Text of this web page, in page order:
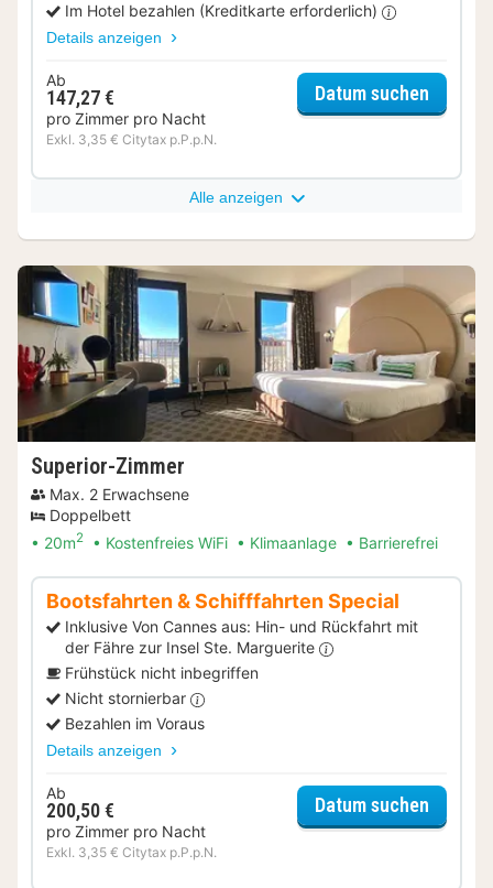
Im Hotel bezahlen (Kreditkarte erforderlich)
Details anzeigen
Ab
147,27 €
pro Zimmer pro Nacht
Exkl. 3,35 € Citytax p.P.p.N.
Datum suchen
Alle anzeigen
Superior-Zimmer
Max. 2 Erwachsene
Doppelbett
20m2 Kostenfreies WiFi Klimaanlage Barrierefrei
Bootsfahrten & Schifffahrten Special
Inklusive Von Cannes aus: Hin- und Rückfahrt mit
der Fähre zur Insel Ste. Marguerite
Frühstück nicht inbegriffen
Nicht stornierbar
Bezahlen im Voraus
Details anzeigen
Ab
200,50 €
pro Zimmer pro Nacht
Exkl. 3,35 € Citytax p.P.p.N.
Datum suchen